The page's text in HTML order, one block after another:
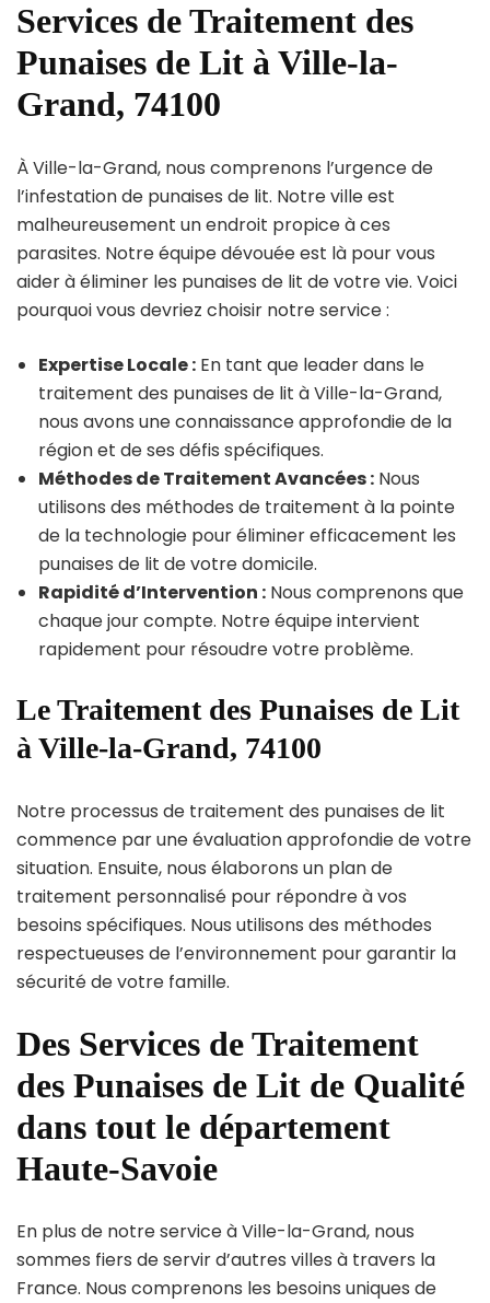
Services de Traitement des
Punaises de Lit à Ville-la-
Grand, 74100
À Ville-la-Grand, nous comprenons l’urgence de
l’infestation de punaises de lit. Notre ville est
malheureusement un endroit propice à ces
parasites. Notre équipe dévouée est là pour vous
aider à éliminer les punaises de lit de votre vie. Voici
pourquoi vous devriez choisir notre service :
Expertise Locale : En tant que leader dans le
traitement des punaises de lit à Ville-la-Grand,
nous avons une connaissance approfondie de la
région et de ses défis spécifiques.
Méthodes de Traitement Avancées : Nous
utilisons des méthodes de traitement à la pointe
de la technologie pour éliminer efficacement les
punaises de lit de votre domicile.
Rapidité d’Intervention : Nous comprenons que
chaque jour compte. Notre équipe intervient
rapidement pour résoudre votre problème.
Le Traitement des Punaises de Lit
à Ville-la-Grand, 74100
Notre processus de traitement des punaises de lit
commence par une évaluation approfondie de votre
situation. Ensuite, nous élaborons un plan de
traitement personnalisé pour répondre à vos
besoins spécifiques. Nous utilisons des méthodes
respectueuses de l’environnement pour garantir la
sécurité de votre famille.
Des Services de Traitement
des Punaises de Lit de Qualité
dans tout le département
Haute-Savoie
En plus de notre service à Ville-la-Grand, nous
sommes fiers de servir d’autres villes à travers la
France. Nous comprenons les besoins uniques de